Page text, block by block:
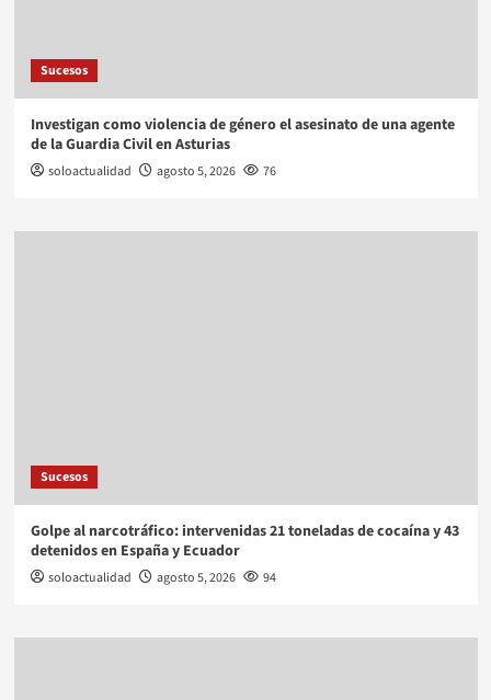
Sucesos
Investigan como violencia de género el asesinato de una agente
de la Guardia Civil en Asturias
soloactualidad agosto 5, 2026 76
Sucesos
Golpe al narcotráfico: intervenidas 21 toneladas de cocaína y 43
detenidos en España y Ecuador
soloactualidad agosto 5, 2026 94